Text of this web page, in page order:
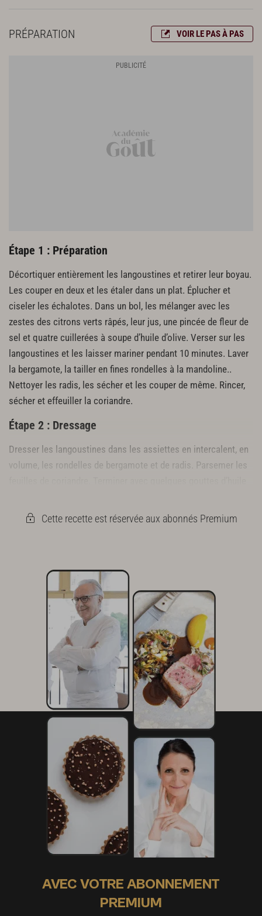
PRÉPARATION VOIR LE PAS À PAS
Étape 1 : Préparation
Décortiquer entièrement les langoustines et retirer leur boyau.
Les couper en deux et les étaler dans un plat. Éplucher et
ciseler les échalotes. Dans un bol, les mélanger avec les
zestes des citrons verts râpés, leur jus, une pincée de fleur de
sel et quatre cuillerées à soupe d’huile d’olive. Verser sur les
langoustines et les laisser mariner pendant 10 minutes. Laver
la bergamote, la tailler en fines rondelles à la mandoline..
Nettoyer les radis, les sécher et les couper de même. Rincer,
sécher et effeuiller la coriandre.
Étape 2 : Dressage
Dresser les langoustines dans les assiettes en intercalent, en
volume, les rondelles de bergamote et de radis. Parsemer les
Cette recette est réservée aux abonnés Premium
AVEC VOTRE ABONNEMENT
PREMIUM